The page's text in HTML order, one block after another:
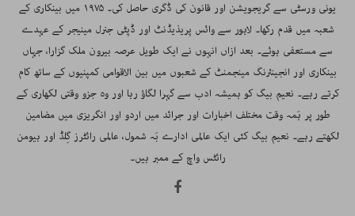
یونی ورسٹی سے گریجویشن اور قانون کی ڈگری حاصل کی۔ ۱۹۷۵ میں بینکاری کے
شعبہ میں قدم رکھا۔ لاہور سے وائس پریذیڈنٹ اور ڈپٹی جنرل مینیجر کے عہدے
سے مستعفی ہوئے۔ بعد ازاں انہوں نے ایک طویل عرصہ بیرون ملک گزارا، جہاں
بینکاری اور انجینئرنگ مینجمنٹ کے شعبوں میں بین الاقوامی کمپنیوں کے ساتھ کام
کرتے رہے۔ نعیم بیگ کو ہمیشہ ادب سے گہرا لگاؤ رہا اور وہ جزو وقتی لکھاری کے
طور پر ہَمہ وقت مختلف اخبارات اور جرائد میں اردو اور انگریزی میں مضامین
لکھتے رہے۔ نعیم بیگ کئی ایک عالمی ادارے بَہ شمول، عالمی رائٹرز گِلڈ اور ہیومن
رائٹس واچ کے ممبر ہیں۔